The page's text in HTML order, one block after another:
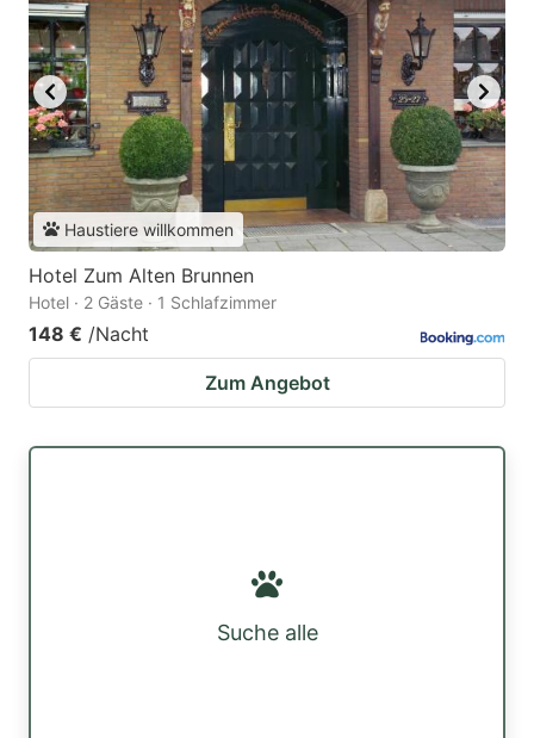
Haustiere willkommen
Hotel Zum Alten Brunnen
Hotel · 2 Gäste · 1 Schlafzimmer
148 € /Nacht
Zum Angebot
Suche alle